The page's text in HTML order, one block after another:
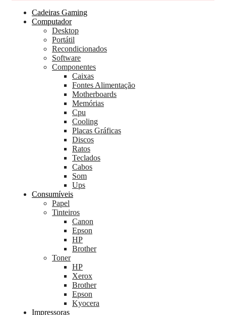
Cadeiras Gaming
Computador
Desktop
Portátil
Recondicionados
Software
Componentes
Caixas
Fontes Alimentação
Motherboards
Memórias
Cpu
Cooling
Placas Gráficas
Discos
Ratos
Teclados
Cabos
Som
Ups
Consumíveis
Papel
Tinteiros
Canon
Epson
HP
Brother
Toner
HP
Xerox
Brother
Epson
Kyocera
Impressoras